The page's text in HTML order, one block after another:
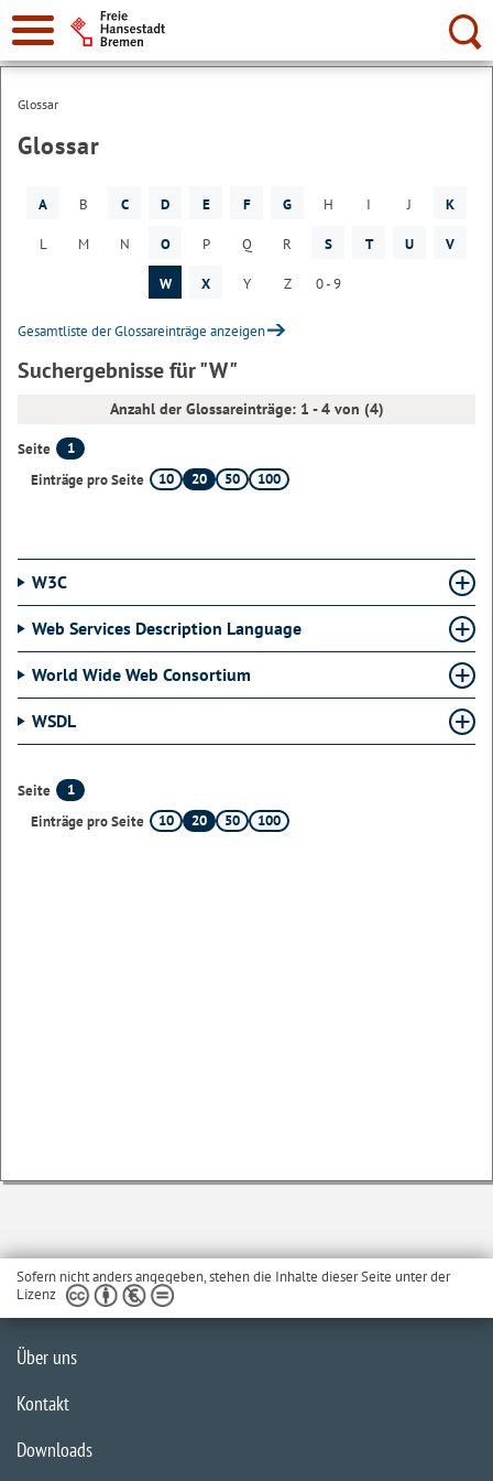
Suche:
Glossar
Glossar
A B C D E F G H I J K
L M N O P Q R S T U V
W X Y Z 0 - 9
Gesamtliste der Glossareinträge anzeigen
Suchergebnisse für "W"
Anzahl der Glossareinträge: 1 - 4 von (4)
Seite
1
Einträge pro Seite
10 20 50 100
W3C
Web Services Description Language
World Wide Web Consortium
WSDL
Seite
1
Einträge pro Seite
10 20 50 100
Sofern nicht anders angegeben, stehen die Inhalte dieser Seite unter der
Lizenz
Über uns
Kontakt
Downloads